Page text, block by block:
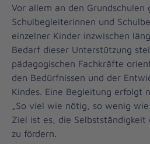
Vor allem an den Grundschulen
Schulbegleiterinnen und
einzelner Kinder inzwischen
Bedarf dieser Unterstützung
pädagogischen Fachkräfte
den Bedürfnissen und der
Kindes. Eine Begleitung erfolgt
„So viel wie nötig, so wenig
Ziel ist es, die Selbstständigkeit
zu fördern.